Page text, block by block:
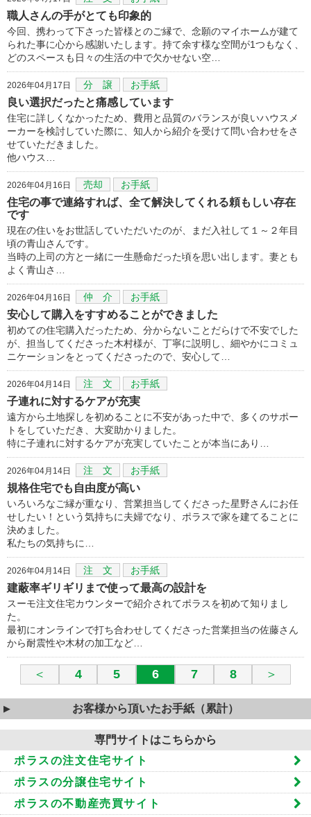
職人さんの手がとても印象的
今回、携わって下さった皆様とのご縁で、念願のマイホームが建て
られた事に心から感謝いたします。持て余す様な空間が1つもなく、
どのスペースも日々の生活の中で欠かせない空…
2026年04月17日 分 譲 お手紙
良い選択だったと痛感しています
住宅に詳しくなかったため、費用と品質のバランスが良いハウスメ
ーカーを検討していた際に、知人から紹介を受けて問い合わせをさ
せていただきました。
他ハウス…
2026年04月16日 売却 お手紙
住宅の事で連絡すれば、全て解決してくれる頼もしい存在
です
現在の住いをお世話していただいたのが、まだ入社して１～２年目
頃の青山さんです。
当時の上司の方と一緒に一生懸命だった頃を思い出します。妻とも
よく青山さ…
2026年04月16日 仲 介 お手紙
安心して購入をすすめることができました
初めての住宅購入だったため、分からないことだらけで不安でした
が、担当してくださった木村様が、丁寧に説明し、細やかにコミュ
ニケーションをとってくださったので、安心して…
2026年04月14日 注 文 お手紙
子連れに対するケアが充実
遠方から土地探しを初めることに不安があった中で、多くのサポー
トをしていただき、大変助かりました。
特に子連れに対するケアが充実していたことが本当にあり…
2026年04月14日 注 文 お手紙
規格住宅でも自由度が高い
いろいろなご縁が重なり、営業担当してくださった星野さんにお任
せしたい！という気持ちに夫婦でなり、ポラスで家を建てることに
決めました。
私たちの気持ちに…
2026年04月14日 注 文 お手紙
建蔽率ギリギリまで使って最高の設計を
スーモ注文住宅カウンターで紹介されてポラスを初めて知りまし
た。
最初にオンラインで打ち合わせしてくださった営業担当の佐藤さん
から耐震性や木材の加工など…
＜ 4 5 6 7 8 ＞
お客様から頂いたお手紙（累計）
専門サイトはこちらから
ポラスの注文住宅サイト
ポラスの分譲住宅サイト
ポラスの不動産売買サイト